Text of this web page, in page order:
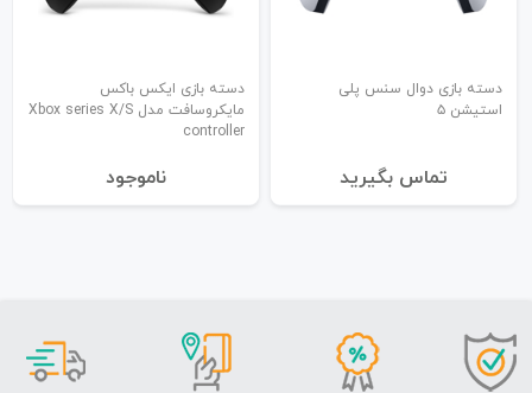
دسته بازی دوال سنس پلی
استیشن ۵
تماس بگیرید
دسته بازی ایکس باکس
مایکروسافت مدل Xbox series X/S
controller
نا‌موجود